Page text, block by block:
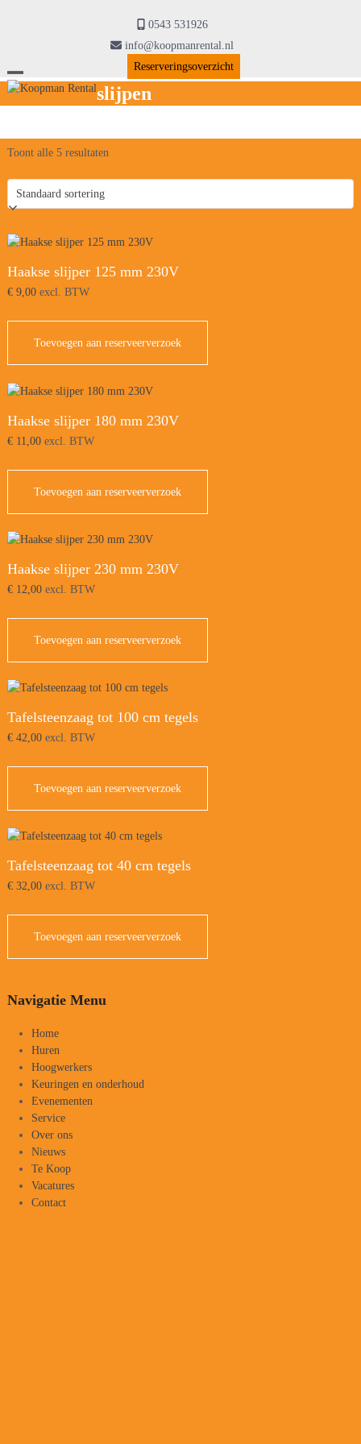
0543 531926
info@koopmanrental.nl
Reserveringsoverzicht
Open
menu
Close
menu
slijpen
Toont alle 5 resultaten
Haakse slijper 125 mm 230V
€9,00excl. BTW
Toevoegen aan reserveerverzoek
Haakse slijper 180 mm 230V
€11,00excl. BTW
Toevoegen aan reserveerverzoek
Haakse slijper 230 mm 230V
€12,00excl. BTW
Toevoegen aan reserveerverzoek
Tafelsteenzaag tot 100 cm tegels
€42,00excl. BTW
Toevoegen aan reserveerverzoek
Tafelsteenzaag tot 40 cm tegels
€32,00excl. BTW
Toevoegen aan reserveerverzoek
Navigatie Menu
Home
Huren
Hoogwerkers
Keuringen en onderhoud
Evenementen
Service
Over ons
Nieuws
Te Koop
Vacatures
Contact